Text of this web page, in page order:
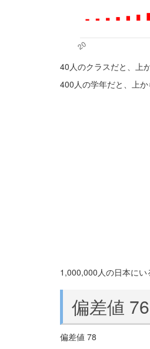
40人のクラスだと、上
400人の学年だと、上
1,000,000人の日本にい
偏差値
偏差値 78